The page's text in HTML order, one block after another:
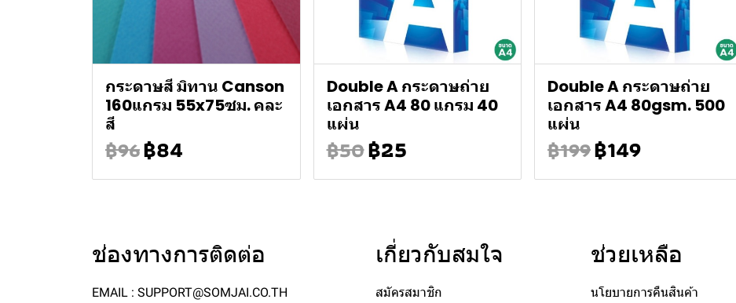
กระดาษสี มิทาน Canson
160แกรม 55x75ซม. คละ
สี
฿96฿84
Double A กระดาษถ่าย
เอกสาร A4 80 แกรม 40
แผ่น
฿50฿25
Double A กระดาษถ่าย
เอกสาร A4 80gsm. 500
แผ่น
฿199฿149
ช่องทางการติดต่อ
EMAIL : SUPPORT@SOMJAI.CO.TH
เกี่ยวกับสมใจ
สมัครสมาชิก
ช่วยเหลือ
นโยบายการคืนสินค้า